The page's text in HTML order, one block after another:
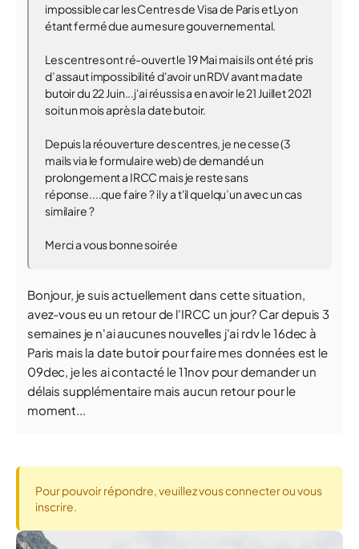
impossible car les Centres de Visa de Paris et Lyon
étant fermé due au mesure gouvernemental.
Les centres ont ré-ouvert le 19 Mai mais ils ont été pris
d’assaut impossibilité d'avoir un RDV avant ma date
butoir du 22 Juin...j'ai réussis a en avoir le 21 Juillet 2021
soit un mois après la date butoir.
Depuis la réouverture des centres, je ne cesse (3
mails via le formulaire web) de demandé un
prolongement a IRCC mais je reste sans
réponse....que faire ? il y a t'il quelqu’un avec un cas
similaire ?
Merci a vous bonne soirée
Bonjour, je suis actuellement dans cette situation,
avez-vous eu un retour de l'IRCC un jour? Car depuis 3
semaines je n'ai aucunes nouvelles j'ai rdv le 16dec à
Paris mais la date butoir pour faire mes données est le
09dec, je les ai contacté le 11nov pour demander un
délais supplémentaire mais aucun retour pour le
moment...
Pour pouvoir répondre, veuillez vous connecter ou vous
inscrire.